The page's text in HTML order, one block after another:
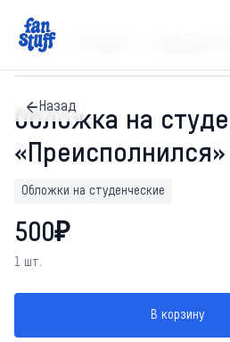
Главная Обложки на
Назад
Обложка на
«Преисполнился»
Обложки на студенческие
500₽
1 шт.
В корзину